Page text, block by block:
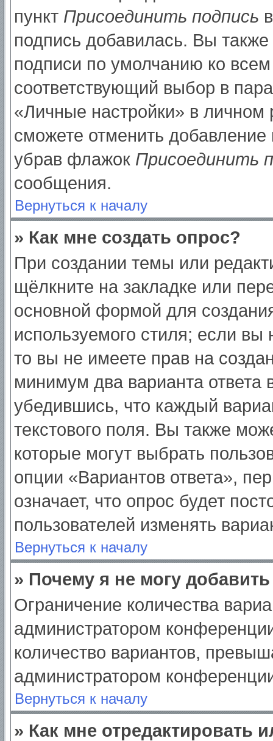
пункт Присоединить подпись
подпись добавилась. Вы
подписи по умолчанию ко
соответствующий выбор в
«Личные настройки» в
сможете отменить
убрав флажок Присоединить
сообщения.
Вернуться к началу
» Как мне создать опрос?
При создании темы или
щёлкните на закладке или
основной формой для
используемого стиля; если
то вы не имеете прав на
минимум два варианта ответа
убедившись, что каждый
текстового поля. Вы также
которые могут выбрать
опции «Вариантов ответа»,
означает, что опрос будет
пользователей изменять
Вернуться к началу
» Почему я не могу
Ограничение количества
администратором
количество вариантов,
администратором
Вернуться к началу
» Как мне отредактировать